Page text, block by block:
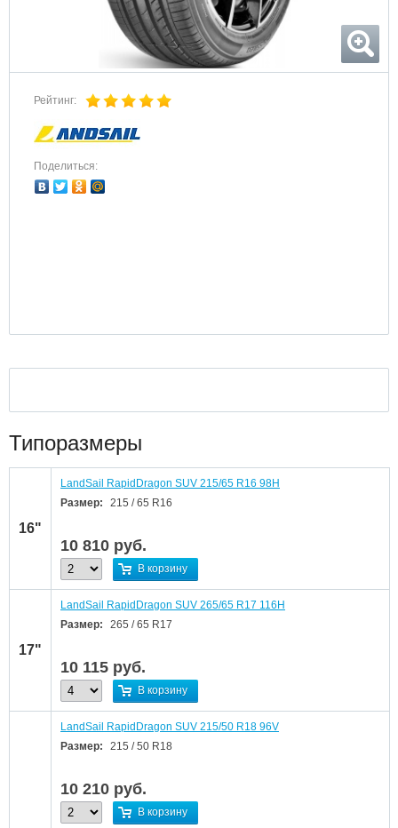
Рейтинг:
Поделиться:
Типоразмеры
16"
LandSail RapidDragon SUV 215/65 R16 98H
Размер:
215 / 65 R16
10 810 руб.
В корзину
17"
LandSail RapidDragon SUV 265/65 R17 116H
Размер:
265 / 65 R17
10 115 руб.
В корзину
LandSail RapidDragon SUV 215/50 R18 96V
Размер:
215 / 50 R18
10 210 руб.
В корзину